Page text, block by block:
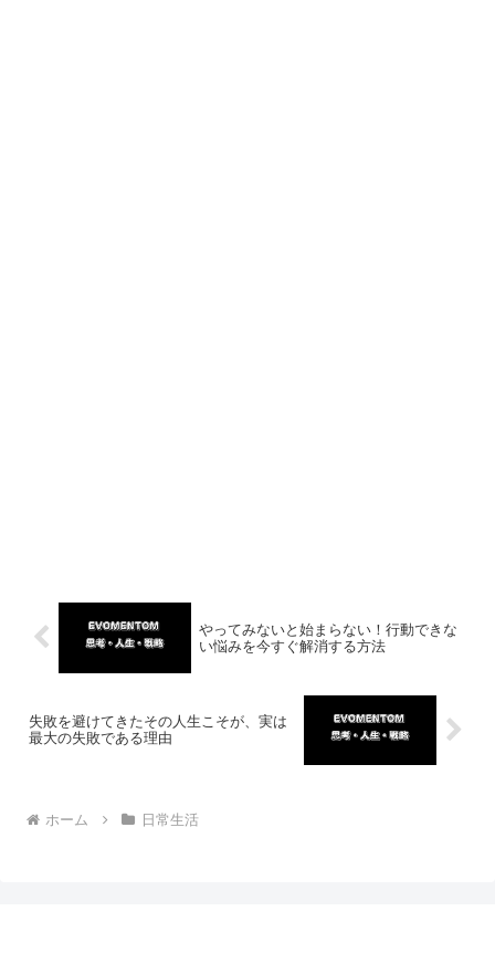
やってみないと始まらない！行動できな
い悩みを今すぐ解消する方法
失敗を避けてきたその人生こそが、実は
最大の失敗である理由
ホーム 日常生活